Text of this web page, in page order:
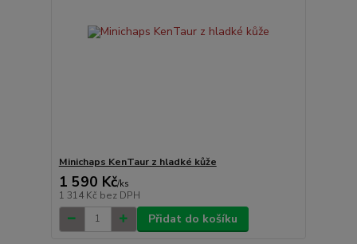
Minichaps KenTaur z hladké kůže
1 590 Kč/ks
1 314 Kč bez DPH
Přidat do košíku